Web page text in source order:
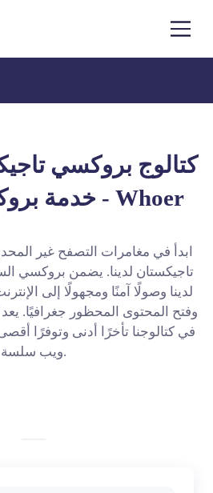
كتالوج بروكسي
خدمة بروكسي موثوقة - Whoer
ابدأ في مغامرات التصفح غير
تاجيكستان لدينا. يضمن بروكسي
لدينا وصولًا آمنًا ومجهولًا إلى
وفتح المحتوى المحظور جغرافيًا.
في كتالوجنا تأخرًا أدنى وتوفرًا
ويب سلسة.